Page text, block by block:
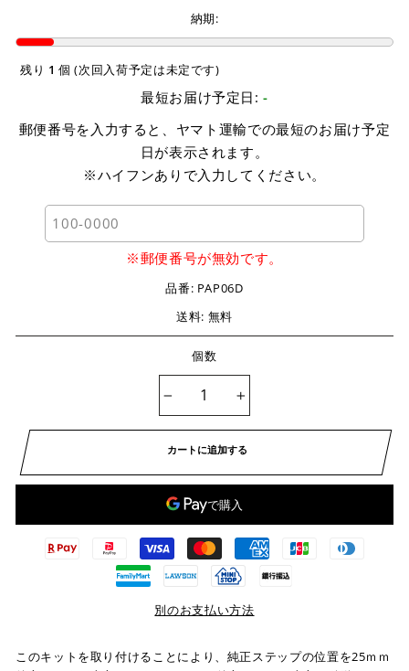
納期:
残り 1 個 (次回入荷予定は未定です)
最短お届け予定日: -
郵便番号を入力すると、ヤマト運輸での最短のお届け予定
日が表示されます。
※ハイフンありで入力してください。
※郵便番号が無効です。
品番: PAP06D
送料: 無料
個数
カートに追加する
別のお支払い方法
このキットを取り付けることにより、純正ステップの位置を25ｍｍ